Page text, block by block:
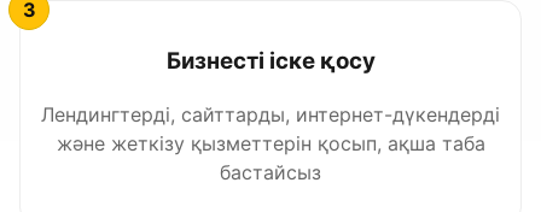
Бизнесті іске қосу
Лендингтерді, сайттарды, интернет-дүкендерді
және жеткізу қызметтерін қосып, ақша таба
бастайсыз